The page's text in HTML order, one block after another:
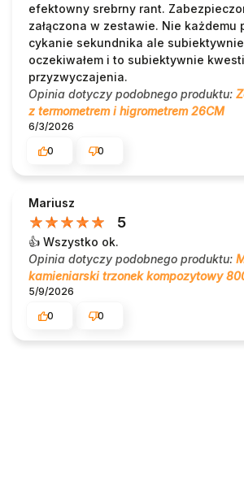
efektowny srebrny rant.
załączona w zestawie. Nie każdemu
cykanie sekundnika ale
oczekiwałem i to subiektywnie
przyzwyczajenia.
Opinia dotyczy podobnego produktu:
z termometrem i higrometrem 26CM
6/3/2026
0
0
Mariusz
5
👍️ Wszystko ok.
Opinia dotyczy podobnego produktu:
kamieniarski trzonek kompozytowy
5/9/2026
0
0